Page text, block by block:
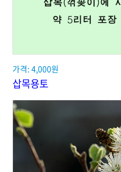
가격: 4,000원
삽목용토